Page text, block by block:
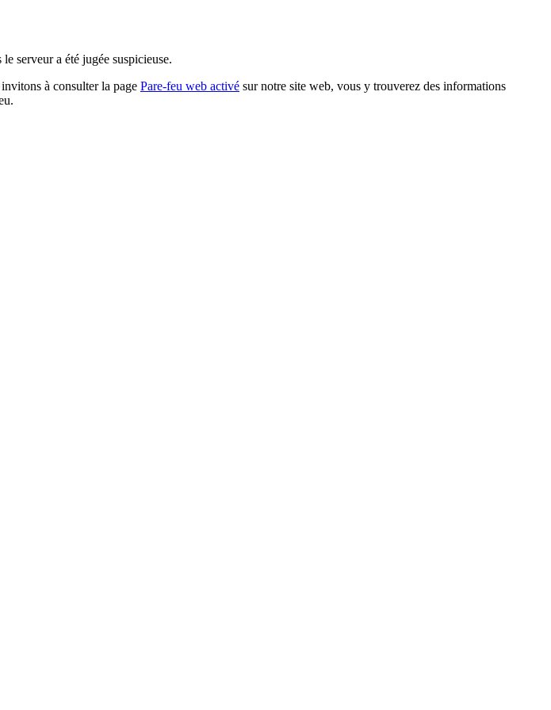
serveur a été jugée suspicieuse.
à consulter la page Pare-feu web activé sur notre site web, vous y trouverez des informations